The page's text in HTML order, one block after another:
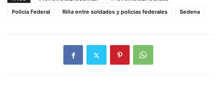
Policía Federal
Riña entre soldados y policías federales Sedena